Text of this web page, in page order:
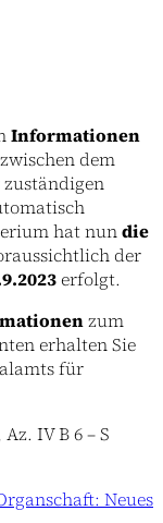
Informationen
zwischen dem
hat nundie
der
erfolgt.
zum
erhalten Sie
für
IV B 6 – S
Neues